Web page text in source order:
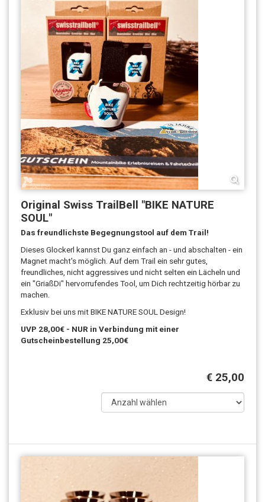
Original Swiss TrailBell "BIKE NATURE
SOUL"
Das freundlichste Begegnungstool auf dem Trail!
Dieses Glockerl kannst Du ganz einfach an - und abschalten - ein
Magnet macht's möglich. Auf dem Trail ein sehr gutes,
freundliches, nicht aggressives und nicht selten ein Lächeln und
ein "GriaßDi" hervorrufendes Tool, um Dich rechtzeitig hörbar zu
machen.
Exklusiv bei uns mit BIKE NATURE SOUL Design!
UVP 28,00€ - NUR in Verbindung mit einer
Gutscheinbestellung 25,00€
€ 25,00